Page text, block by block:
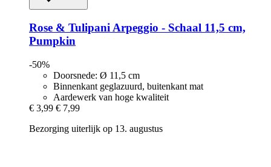
Rose & Tulipani Arpeggio -​ Schaal 11,5 cm,
Pumpkin
-50%
Doorsnede: Ø 11,5 cm
Binnenkant geglazuurd, buitenkant mat
Aardewerk van hoge kwaliteit
€ 3,99 € 7,99
Bezorging uiterlijk op 13. augustus